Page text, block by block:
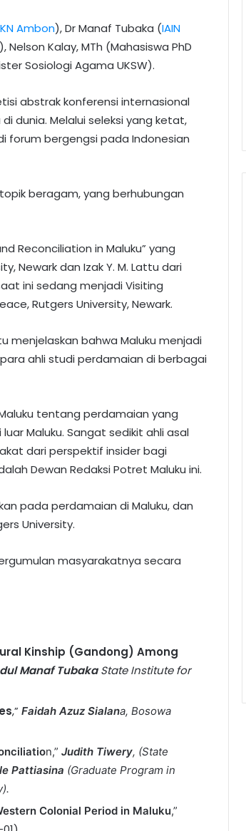
Ambon), Dr Manaf Tubaka (IAIN
Kalay, MTh (Mahasiswa PhD
Sosiologi Agama UKSW).
abstrak konferensi internasional
dunia. Melalui seleksi yang ketat,
forum bergengsi pada Indonesian
beragam, yang berhubungan
Reconciliation in Maluku” yang
Newark dan Izak Y. M. Lattu dari
ini sedang menjadi Visiting
Rutgers University, Newark.
menjelaskan bahwa Maluku menjadi
ahli studi perdamaian di berbagai
tentang perdamaian yang
Maluku. Sangat sedikit ahli asal
dari perspektif insider bagi
Dewan Redaksi Potret Maluku ini.
pada perdamaian di Maluku, dan
University.
masyarakatnya secara
Kinship (Gandong) Among
Manaf TubakaState Institute for
,” Faidah Azuz Sialana, Bosowa
n,” Judith Tiwery, (State
Pattiasina (Graduate Program in
Colonial Period in Maluku,”